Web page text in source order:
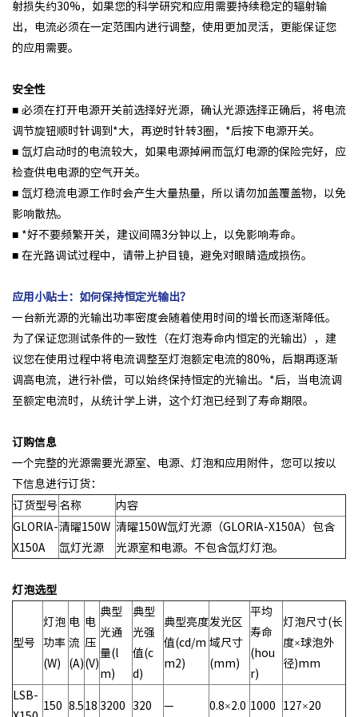
射损失约30%，如果您的科学研究和应用需要持续稳定的辐射输
出，电流必须在一定范围内进行调整，使用更加灵活，更能保证您
的应用需要。
安全性
■ 必须在打开电源开关前选择好光源，确认光源选择正确后，将电流
调节旋钮顺时针调到*大，再逆时针转3圈，*后按下电源开关。
■ 氙灯启动时的电流较大，如果电源掉闸而氙灯电源的保险完好，应
检查供电电源的空气开关。
■ 氙灯稳流电源工作时会产生大量热量，所以请勿加盖覆盖物，以免
影响散热。
■ *好不要频繁开关，建议间隔3分钟以上，以免影响寿命。
■ 在光路调试过程中，请带上护目镜，避免对眼睛造成损伤。
应用小贴士：如何保持恒定光输出？
一台新光源的光输出功率密度会随着使用时间的增长而逐渐降低。
为了保证您测试条件的一致性（在灯泡寿命内恒定的光输出），建
议您在使用过程中将电流调整至灯泡额定电流的80%，后期再逐渐
调高电流，进行补偿，可以始终保持恒定的光输出。*后，当电流调
至额定电流时，从统计学上讲，这个灯泡已经到了寿命期限。
订购信息
一个完整的光源需要光源室、电源、灯泡和应用附件，您可以按以
下信息进行订货：
订货型号 名称
内容
GLORIA-
X150A
清曜150W
氙灯光源
清曜150W氙灯光源（GLORIA-X150A）包含
光源室和电源。不包含氙灯灯泡。
灯泡选型
型号
灯泡
功率
(W)
电
流
(A)
电
压
(V)
典型
光通
量(l
m)
典型
光强
值(c
d)
典型亮度
值(cd/m
m2)
发光区
域尺寸
(mm)
平均
寿命
(hou
r)
灯泡尺寸(长
度×球泡外
径)mm
LSB-
150 8.5 18 3200 320 — 0.8×2.0 1000 127×20